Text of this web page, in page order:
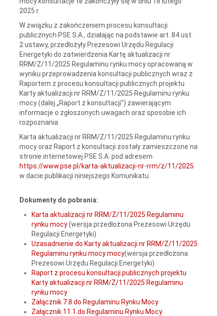
2025 r.
W związku z zakończeniem procesu konsultacji
publicznych PSE S.A., działając na podstawie art. 84 ust.
2 ustawy, przedłożyły Prezesowi Urzędu Regulacji
Energetyki do zatwierdzenia Kartę aktualizacji nr
RRM/Z/11/2025 Regulaminu rynku mocy opracowaną w
wyniku przeprowadzenia konsultacji publicznych wraz z
Raportem z procesu konsultacji publicznych projektu
Karty aktualizacji nr RRM/Z/11/2025 Regulaminu rynku
mocy (dalej „Raport z konsultacji”) zawierającym
informacje o zgłoszonych uwagach oraz sposobie ich
rozpoznania.
Karta aktualizacji nr RRM/Z/11/2025 Regulaminu rynku
mocy oraz Raport z konsultacji zostały zamieszczone na
stronie internetowej PSE S.A. pod adresem
https://www.pse.pl/karta-aktualizacji-nr-rrm/z/11/2025
w dacie publikacji niniejszego Komunikatu.
Dokumenty do pobrania:
Karta aktualizacji nr RRM/Z/11/2025 Regulaminu
rynku mocy(wersja przedłożona Prezesowi Urzędu
Regulacji Energetyki)
Uzasadnienie do Karty aktualizacji nr RRM/Z/11/2025
Regulaminu rynku mocy mocy(wersja przedłożona
Prezesowi Urzędu Regulacji Energetyki)
Raport z procesu konsultacji publicznych projektu
Karty aktualizacji nr RRM/Z/11/2025 Regulaminu
rynku mocy
Załącznik 7.8 do Regulaminu Rynku Mocy
Załącznik 11.1 do Regulaminu Rynku Mocy